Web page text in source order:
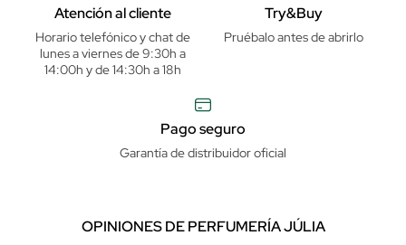
Atención al cliente
Horario telefónico y chat de
lunes a viernes de 9:30h a
14:00h y de 14:30h a 18h
Try&Buy
Pruébalo antes de abrirlo
Pago seguro
Garantía de distribuidor oficial
OPINIONES DE PERFUMERÍA JÚLIA